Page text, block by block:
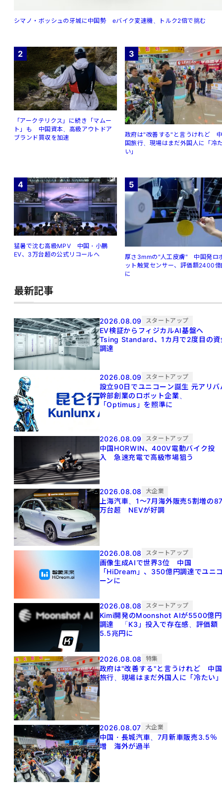
シマノ・ボッシュの牙城に中国勢 eバイク変速機、トルク2倍で挑む
2
「アークテリクス」に続き「マムー
ト」も 中国資本、高級アウトドア
ブランド買収を加速
3
政府は"改善する"と言うけれど
国旅行、現場はまだ外国人に「冷
い」
4
猛暑で沈む高級MPV 中国・小鵬
EV、3万台超の公式リコールへ
5
厚さ3mmの"人工皮膚" 中国発ロ
ット触覚センサー、評価額2400
に
最新記事
2026.08.09 スタートアップ
EV検証からフィジカルAI基盤へ
Tsing Standard、1カ月で2度目の資
調達
2026.08.09 スタートアップ
設立90日でユニコーン誕生 元アリババ
幹部創業のロボット企業、
「Optimus」を照準に
2026.08.09 スタートアップ
中国HORWIN、400V電動バイク投
入 急速充電で高級市場狙う
2026.08.08 大企業
上海汽車、1～7月海外販売5割増の
万台超 NEVが好調
2026.08.08 スタートアップ
画像生成AIで世界3位 中国
「HiDream」、350億円調達でユニ
ーンに
2026.08.08 スタートアップ
Kimi開発のMoonshot AIが5500億円
調達 「K3」投入で存在感、評価額
5.5兆円に
2026.08.08 特集
政府は"改善する"と言うけれど 中国
旅行、現場はまだ外国人に「冷たい
2026.08.07 大企業
中国・長城汽車、7月新車販売3.5％
増 海外が過半